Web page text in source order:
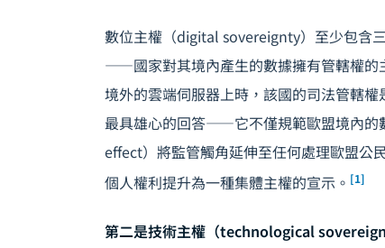
數位主權（digital sovereignty）至少包含
——國家對其境內產生的數據擁有管轄權的
境外的雲端伺服器上時，該國的司法管轄
最具雄心的回答——它不僅規範歐盟境內
effect）將監管觸角延伸至任何處理歐盟公
個人權利提升為一種集體主權的宣示。 [1]
第二是技術主權（technological